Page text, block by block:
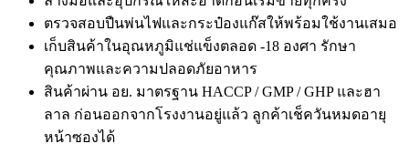
ตรวจสอบปืนพ่นไฟและกระป๋องแก๊สให้พร้อมใช้งานเสมอ
เก็บสินค้าในอุณหภูมิแช่แข็งตลอด -18 องศา รักษา
คุณภาพและความปลอดภัยอาหาร
สินค้าผ่าน อย. มาตรฐาน HACCP / GMP / GHP และฮา
ลาล ก่อนออกจากโรงงานอยู่แล้ว ลูกค้าเช็ควันหมดอายุ
หน้าซองได้